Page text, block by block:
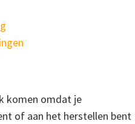
komen omdat je
of aan het herstellen bent